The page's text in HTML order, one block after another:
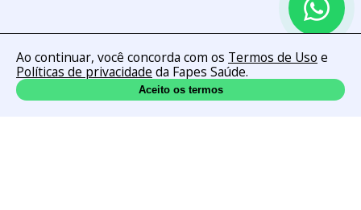
Ao continuar, você concorda com os Termos de Uso e
Políticas de privacidade da Fapes Saúde.
Aceito os termos